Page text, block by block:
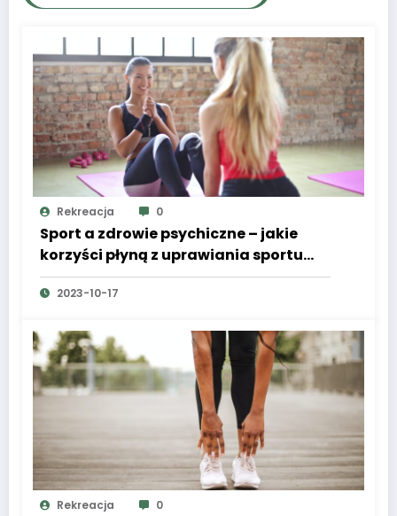
Rekreacja 0
Sport a zdrowie psychiczne – jakie
korzyści płyną z uprawiania sportu
dla naszego samopoczucia?
2023-10-17
Rekreacja 0